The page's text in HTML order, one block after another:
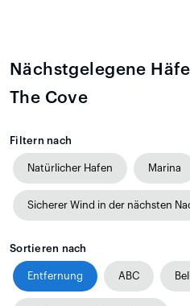
Nächstgelegene
The Cove
Filtern nach
Natürlicher Hafen Marina
Sicherer Wind in der nächsten
Sortieren nach
Entfernung ABC